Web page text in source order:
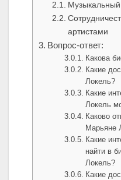
Музыкальный
артистами
Вопрос-ответ:
Какова
Какие
Локель?
Какие
Локель
Каково
Марьяне
Какие
найти в
Локель?
Какие